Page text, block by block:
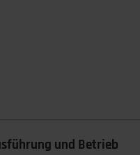
und Betrieb